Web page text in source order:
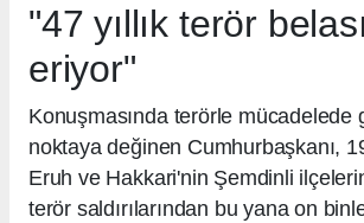
"47 yıllık terör
eriyor"
Konuşmasında terörle mücadelede
noktaya değinen Cumhurbaşkanı,
Eruh ve Hakkari'nin Şemdinli
terör saldırılarından bu yana on